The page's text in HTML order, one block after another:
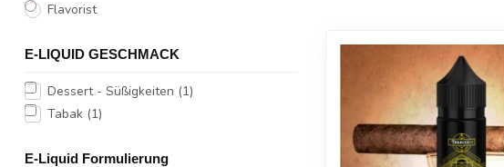
Flavorist
E-LIQUID GESCHMACK
Dessert - Süßigkeiten (1)
Tabak (1)
E-Liquid Formulierung